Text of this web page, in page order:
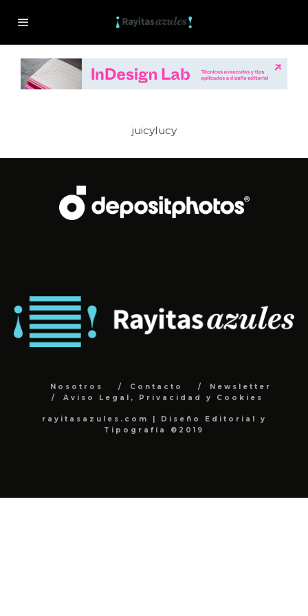
juicylucy
Nosotros Contacto
Newsletter
Aviso Legal, Privacidad y Cookies
rayitasazules.com | Diseño Editorial y
Tipografía ©2019